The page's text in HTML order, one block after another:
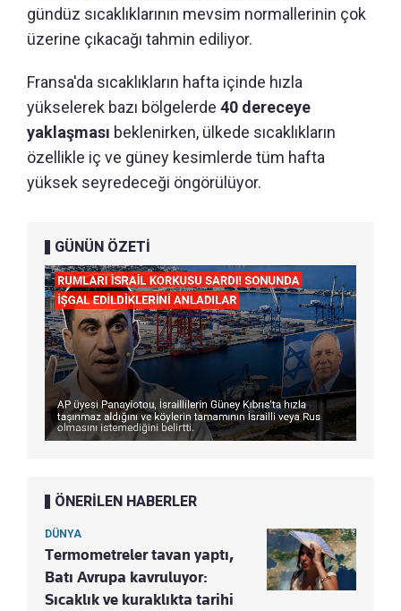
gündüz sıcaklıklarının mevsim normallerinin çok
üzerine çıkacağı tahmin ediliyor.
Fransa'da sıcaklıkların hafta içinde hızla
yükselerek bazı bölgelerde 40 dereceye
yaklaşması beklenirken, ülkede sıcaklıkların
özellikle iç ve güney kesimlerde tüm hafta
yüksek seyredeceği öngörülüyor.
GÜNÜN ÖZETİ
ÖNERİLEN HABERLER
DÜNYA
Termometreler tavan yaptı,
Batı Avrupa kavruluyor:
Sıcaklık ve kuraklıkta tarihi